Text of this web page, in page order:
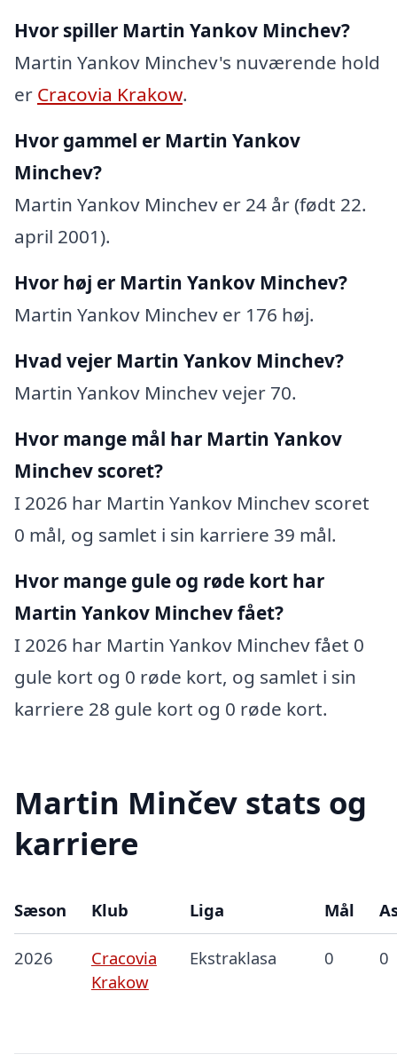
Hvor spiller Martin Yankov Minchev?
Martin Yankov Minchev's nuværende hold
er Cracovia Krakow.
Hvor gammel er Martin Yankov
Minchev?
Martin Yankov Minchev er 24 år (født 22.
april 2001).
Hvor høj er Martin Yankov Minchev?
Martin Yankov Minchev er 176 høj.
Hvad vejer Martin Yankov Minchev?
Martin Yankov Minchev vejer 70.
Hvor mange mål har Martin Yankov
Minchev scoret?
I 2026 har Martin Yankov Minchev scoret
0 mål, og samlet i sin karriere 39 mål.
Hvor mange gule og røde kort har
Martin Yankov Minchev fået?
I 2026 har Martin Yankov Minchev fået 0
gule kort og 0 røde kort, og samlet i sin
karriere 28 gule kort og 0 røde kort.
Martin Minčev stats og
karriere
Sæson Klub Liga Mål
2026
Cracovia
Krakow
Ekstraklasa 0 0